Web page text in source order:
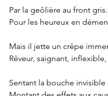
Par la geôlière au front gris.
Pour les heureux en
Mais il jette un crêpe
Rêveur, saignant,
Sentant la bouche